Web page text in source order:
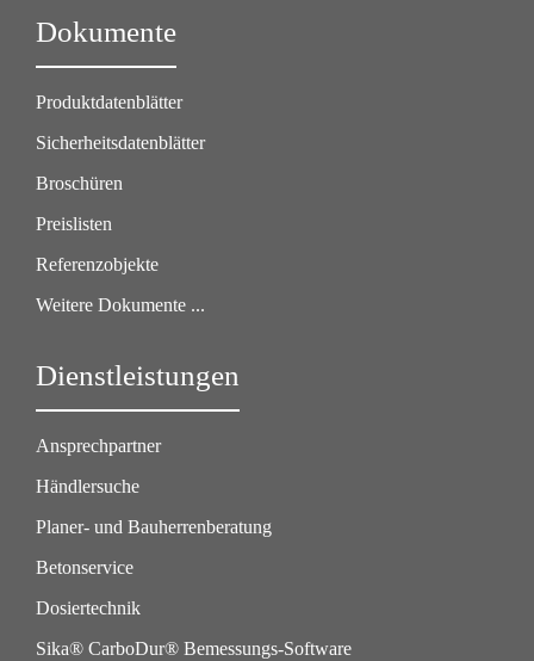
Dokumente
Produktdatenblätter
Sicherheitsdatenblätter
Broschüren
Preislisten
Referenzobjekte
Weitere Dokumente ...
Dienstleistungen
Ansprechpartner
Händlersuche
Planer- und Bauherrenberatung
Betonservice
Dosiertechnik
Sika® CarboDur® Bemessungs-Software